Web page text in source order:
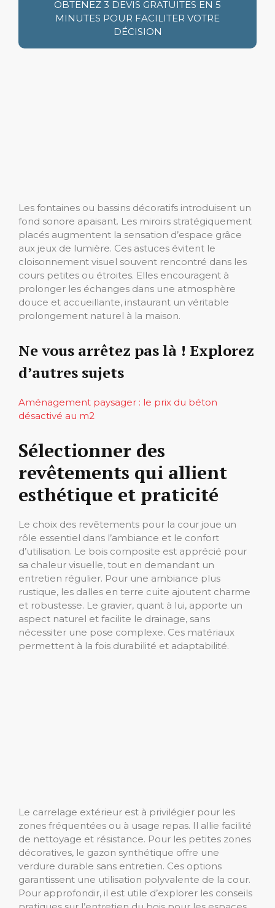
OBTENEZ 3 DEVIS GRATUITES EN 5
MINUTES POUR FACILITER VOTRE
DÉCISION
Les fontaines ou bassins décoratifs introduisent un
fond sonore apaisant. Les miroirs stratégiquement
placés augmentent la sensation d’espace grâce
aux jeux de lumière. Ces astuces évitent le
cloisonnement visuel souvent rencontré dans les
cours petites ou étroites. Elles encouragent à
prolonger les échanges dans une atmosphère
douce et accueillante, instaurant un véritable
prolongement naturel à la maison.
Ne vous arrêtez pas là ! Explorez
d’autres sujets
Aménagement paysager : le prix du béton
désactivé au m2
Sélectionner des
revêtements qui allient
esthétique et praticité
Le choix des revêtements pour la cour joue un
rôle essentiel dans l’ambiance et le confort
d’utilisation. Le bois composite est apprécié pour
sa chaleur visuelle, tout en demandant un
entretien régulier. Pour une ambiance plus
rustique, les dalles en terre cuite ajoutent charme
et robustesse. Le gravier, quant à lui, apporte un
aspect naturel et facilite le drainage, sans
nécessiter une pose complexe. Ces matériaux
permettent à la fois durabilité et adaptabilité.
Le carrelage extérieur est à privilégier pour les
zones fréquentées ou à usage repas. Il allie facilité
de nettoyage et résistance. Pour les petites zones
décoratives, le gazon synthétique offre une
verdure durable sans entretien. Ces options
garantissent une utilisation polyvalente de la cour.
Pour approfondir, il est utile d’explorer les conseils